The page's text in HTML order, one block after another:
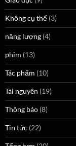
Không cụ thể (3)
năng lượng (4)
phim (13)
Tác phẩm (10)
Tài nguyên (19)
Thông báo (8)
Tin tức (22)